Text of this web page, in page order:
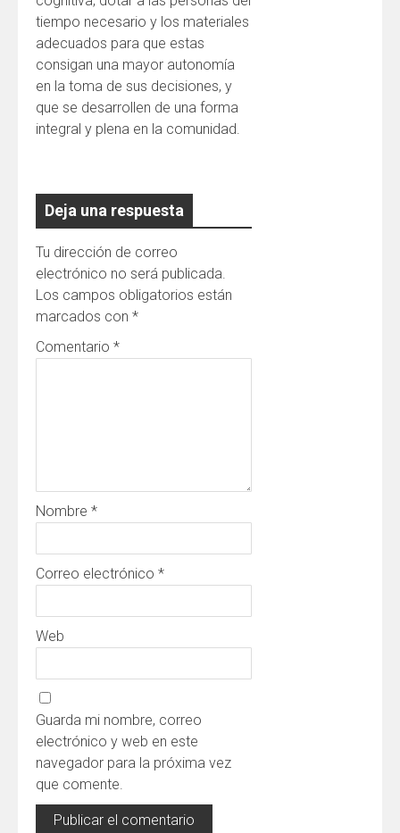
tiempo necesario y los materiales
adecuados para que estas
consigan una mayor autonomía
en la toma de sus decisiones, y
que se desarrollen de una forma
integral y plena en la comunidad.
Deja una respuesta
Tu dirección de correo
electrónico no será publicada.
Los campos obligatorios están
marcados con *
Comentario *
Nombre *
Correo electrónico *
Web
Guarda mi nombre, correo
electrónico y web en este
navegador para la próxima vez
que comente.